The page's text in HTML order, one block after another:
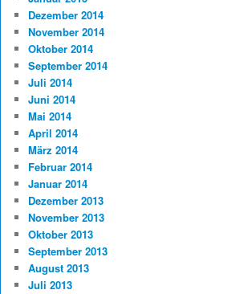
Dezember 2014
November 2014
Oktober 2014
September 2014
Juli 2014
Juni 2014
Mai 2014
April 2014
März 2014
Februar 2014
Januar 2014
Dezember 2013
November 2013
Oktober 2013
September 2013
August 2013
Juli 2013